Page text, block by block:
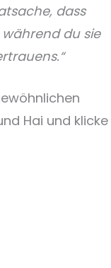
dass
du sie
Hai und klicke